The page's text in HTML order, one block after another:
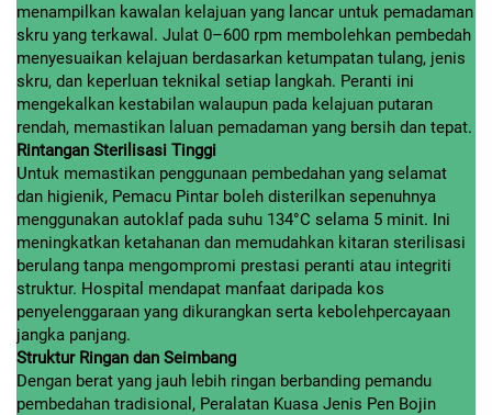
menampilkan kawalan kelajuan yang lancar untuk pemadaman
skru yang terkawal. Julat 0–600 rpm membolehkan pembedah
menyesuaikan kelajuan berdasarkan ketumpatan tulang, jenis
skru, dan keperluan teknikal setiap langkah. Peranti ini
mengekalkan kestabilan walaupun pada kelajuan putaran
rendah, memastikan laluan pemadaman yang bersih dan tepat.
Rintangan Sterilisasi Tinggi
Untuk memastikan penggunaan pembedahan yang selamat
dan higienik, Pemacu Pintar boleh disterilkan sepenuhnya
menggunakan autoklaf pada suhu 134°C selama 5 minit. Ini
meningkatkan ketahanan dan memudahkan kitaran sterilisasi
berulang tanpa mengompromi prestasi peranti atau integriti
struktur. Hospital mendapat manfaat daripada kos
penyelenggaraan yang dikurangkan serta kebolehpercayaan
jangka panjang.
Struktur Ringan dan Seimbang
Dengan berat yang jauh lebih ringan berbanding pemandu
pembedahan tradisional, Peralatan Kuasa Jenis Pen Bojin